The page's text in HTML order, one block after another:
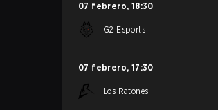
07 febrero, 18:30
G2 Esports
07 febrero, 17:30
Los Ratones